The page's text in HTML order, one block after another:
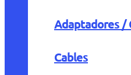
Adaptadores /
Cables